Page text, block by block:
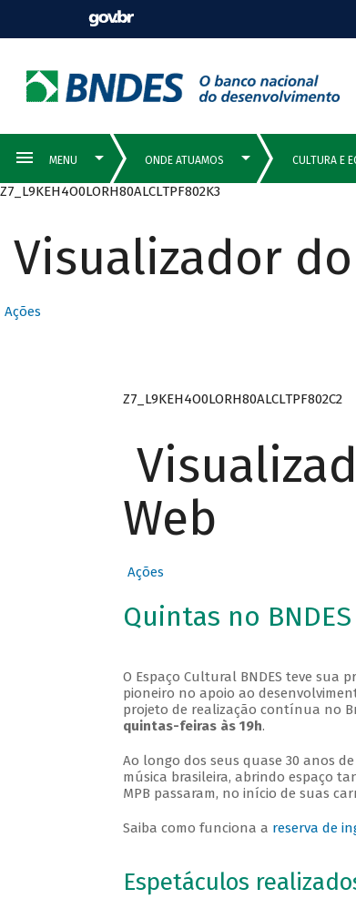
Z7_L9KEH4O0LORH80ALCLTPF802K3
Visualizador
Ações
Z7_L9KEH4O0LORH80ALCLTPF802C2
Web
Ações
Quintas no
O Espaço Cultural BNDES teve sua
pioneiro no apoio ao
projeto de realização contínua no
quintas-feiras às 19h.
Ao longo dos seus quase 30 anos
música brasileira, abrindo espaço
MPB passaram, no início de suas
Saiba como funciona a reserva de
Espetáculos